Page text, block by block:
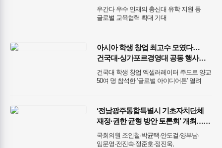
협력 추진
우간다 우수 인재의 총신대 유학 지원 등
글로벌 교육협력 확대 기대
아시아 학생 창업 최고수 모였다…
건국대-싱가포르경영대 공동 행사
개최
건국대 학생 창업 엑셀러레이터 주도로 양교
50여 명 참석한 ‘글로벌 아이디어톤’ 열려
‘전남광주통합특별시 기초자치단체
재정·권한 균형 방안 토론회’ 개최…
전남광주통합특별시 성공적 출범
위한 재정·권한 균형 방안 모색
국회의원 조인철·박균택·안도걸·양부남·
임문영·전진숙·정준호·정진욱,